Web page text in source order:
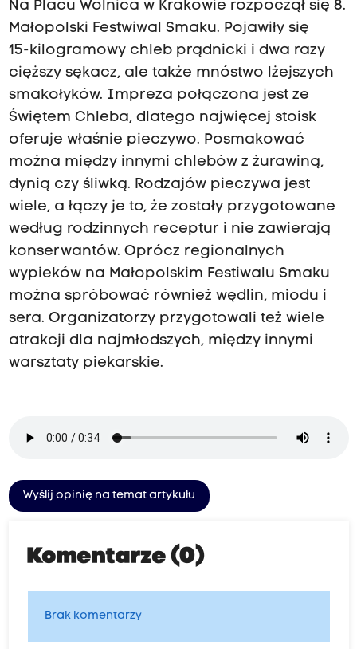
Na Placu Wolnica w Krakowie rozpoczął się 8.
Małopolski Festwiwal Smaku. Pojawiły się
15-kilogramowy chleb prądnicki i dwa razy
cięższy sękacz, ale także mnóstwo lżejszych
smakołyków. Impreza połączona jest ze
Świętem Chleba, dlatego najwięcej stoisk
oferuje właśnie pieczywo. Posmakować
można między innymi chlebów z żurawiną,
dynią czy śliwką. Rodzajów pieczywa jest
wiele, a łączy je to, że zostały przygotowane
według rodzinnych receptur i nie zawierają
konserwantów. Oprócz regionalnych
wypieków na Małopolskim Festiwalu Smaku
można spróbować również wędlin, miodu i
sera. Organizatorzy przygotowali też wiele
atrakcji dla najmłodszych, między innymi
warsztaty piekarskie.
Wyślij opinię na temat artykułu
Komentarze (0)
Brak komentarzy